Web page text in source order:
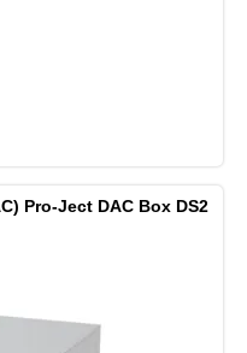
Pro-Ject DAC Box DS2